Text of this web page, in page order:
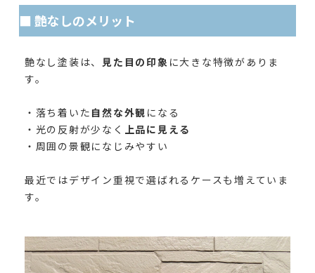
■ 艶なしのメリット
艶なし塗装は、 見た目の印象 に大きな特徴がありま
す。
・落ち着いた 自然な外観 になる
・光の反射が少なく 上品に見える
・周囲の景観になじみやすい
最近ではデザイン重視で選ばれるケースも増えていま
す。